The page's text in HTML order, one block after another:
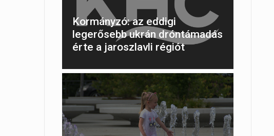
Kormányzó: az eddigi
legerősebb ukrán dróntámadás
érte a jaroszlavli régiót